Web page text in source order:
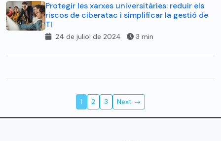
Protegir les xarxes universitàries: reduir els
riscos de ciberatac i simplificar la gestió de
TI
24 de juliol de 2024 3 min
1 2 3 Next →